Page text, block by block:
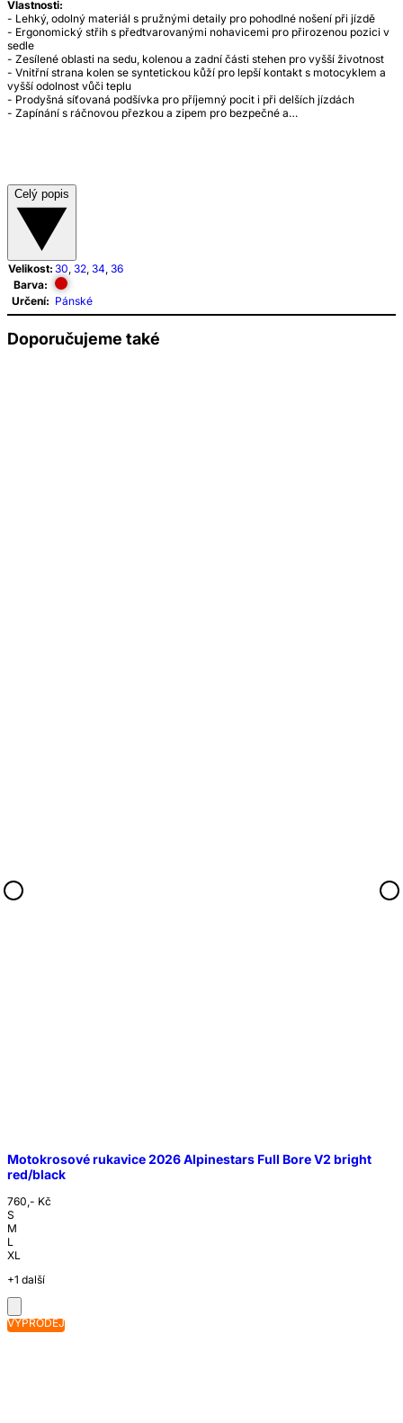
Vlastnosti:
- Lehký, odolný materiál s pružnými detaily pro pohodlné nošení při jízdě
- Ergonomický střih s předtvarovanými nohavicemi pro přirozenou pozici v
sedle
- Zesílené oblasti na sedu, kolenou a zadní části stehen pro vyšší životnost
- Vnitřní strana kolen se syntetickou kůží pro lepší kontakt s motocyklem a
vyšší odolnost vůči teplu
- Prodyšná síťovaná podšívka pro příjemný pocit i při delších jízdách
- Zapínání s ráčnovou přezkou a zipem pro bezpečné a…
Celý popis
Velikost: 30 32 34 36
Barva:
Určení: Pánské
Doporučujeme také
Motokrosové rukavice 2026 Alpinestars Full Bore V2 bright
red/black
760,- Kč
S
M
L
XL
+1 další
VÝPRODEJ